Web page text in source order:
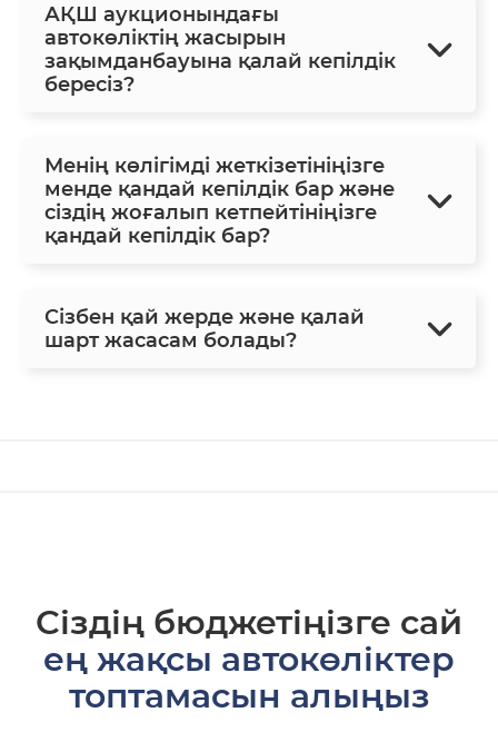
АҚШ аукционындағы
автокөліктің жасырын
зақымданбауына қалай кепілдік
бересіз?
Менің көлігімді жеткізетініңізге
менде қандай кепілдік бар және
сіздің жоғалып кетпейтініңізге
қандай кепілдік бар?
Сізбен қай жерде және қалай
шарт жасасам болады?
Сіздің бюджетіңізге сай
ең жақсы автокөліктер
топтамасын алыңыз